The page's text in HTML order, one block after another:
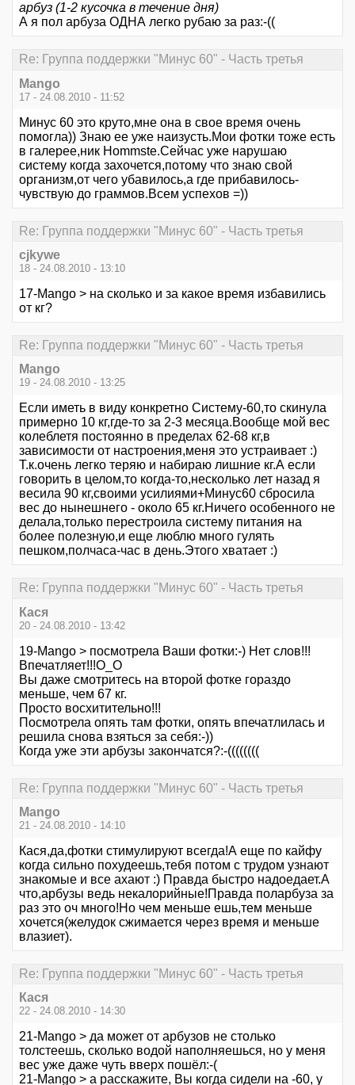
арбуз (1-2 кусочка в течение дня)
А я пол арбуза ОДНА легко рубаю за раз:-((
Re: Группа поддержки "Минус 60" - Часть третья
Mango
17 - 24.08.2010 - 11:52
Минус 60 это круто,мне она в свое время очень
помогла)) Знаю ее уже наизусть.Мои фотки тоже есть
в галерее,ник Hommste.Сейчас уже нарушаю
систему когда захочется,потому что знаю свой
организм,от чего убавилось,а где прибавилось-
чувствую до граммов.Всем успехов =))
Re: Группа поддержки "Минус 60" - Часть третья
cjkywe
18 - 24.08.2010 - 13:10
17-Mango > на сколько и за какое время избавились
от кг?
Re: Группа поддержки "Минус 60" - Часть третья
Mango
19 - 24.08.2010 - 13:25
Если иметь в виду конкретно Систему-60,то скинула
примерно 10 кг,где-то за 2-3 месяца.Вообще мой вес
колеблетя постоянно в пределах 62-68 кг,в
зависимости от настроения,меня это устраивает :)
Т.к.очень легко теряю и набираю лишние кг.А если
говорить в целом,то когда-то,несколько лет назад я
весила 90 кг,своими усилиями+Минус60 сбросила
вес до нынешнего - около 65 кг.Ничего особенного не
делала,только перестроила систему питания на
более полезную,и еще люблю много гулять
пешком,полчаса-час в день.Этого хватает :)
Re: Группа поддержки "Минус 60" - Часть третья
Кася
20 - 24.08.2010 - 13:42
19-Mango > посмотрела Ваши фотки:-) Нет слов!!!
Впечатляет!!!О_О
Вы даже смотритесь на второй фотке гораздо
меньше, чем 67 кг.
Просто восхитительно!!!
Посмотрела опять там фотки, опять впечатлилась и
решила снова взяться за себя:-))
Когда уже эти арбузы закончатся?:-((((((((
Re: Группа поддержки "Минус 60" - Часть третья
Mango
21 - 24.08.2010 - 14:10
Кася,да,фотки стимулируют всегда!А еще по кайфу
когда сильно похудеешь,тебя потом с трудом узнают
знакомые и все ахают :) Правда быстро надоедает.А
что,арбузы ведь некалорийные!Правда поларбуза за
раз это оч много!Но чем меньше ешь,тем меньше
хочется(желудок сжимается через время и меньше
влазиет).
Re: Группа поддержки "Минус 60" - Часть третья
Кася
22 - 24.08.2010 - 14:30
21-Mango > да может от арбузов не столько
толстеешь, сколько водой наполняешься, но у меня
вес уже даже чуть вверх пошёл:-(
21-Mango > а расскажите, Вы когда сидели на -60, у